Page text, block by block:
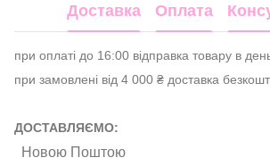
Доставка Оплата
при оплаті до 16:00 відправка товару в
при замовлені від 4 000 ₴ доставка
ДОСТАВЛЯЄМО:
Новою Поштою